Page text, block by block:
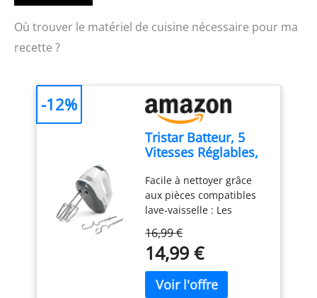
Où trouver le matériel de cuisine nécessaire pour ma
recette ?
Tristar Batteur, 5
Vitesses Réglables,
Ergonomique,
Fouets et Crochets
Inox, Pièces
Compatibles Lave-
Vaisselle, Sans BPA,
Compact et
Pratique, Avec
Bouton Éjecteur,
Facile à nettoyer grâce
aux pièces compatibles
lave-vaisselle : Les
inoxydable, comme les
crochets et fouets, sont
détachables et lavables
au lave-vaisselle pour un
16,99 €
14,99 €
-12%